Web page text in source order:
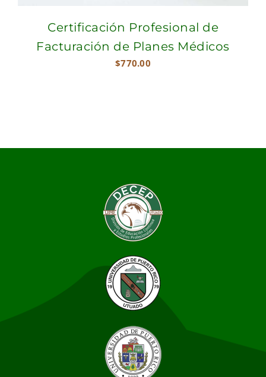
Certificación Profesional de
Facturación de Planes Médicos
$770.00